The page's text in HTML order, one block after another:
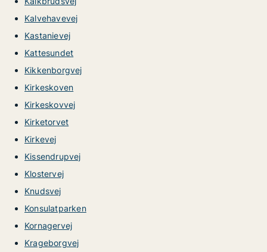
Kalvehavevej
Kastanievej
Kattesundet
Kikkenborgvej
Kirkeskoven
Kirkeskovvej
Kirketorvet
Kirkevej
Kissendrupvej
Klostervej
Knudsvej
Konsulatparken
Kornagervej
Krageborgvej